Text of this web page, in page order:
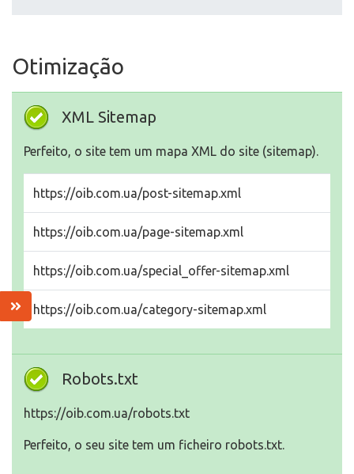
Otimização
XML Sitemap
Perfeito, o site tem um mapa XML do site (sitemap).
https://oib.com.ua/post-sitemap.xml
https://oib.com.ua/page-sitemap.xml
https://oib.com.ua/special_offer-sitemap.xml
https://oib.com.ua/category-sitemap.xml
Robots.txt
https://oib.com.ua/robots.txt
Perfeito, o seu site tem um ficheiro robots.txt.